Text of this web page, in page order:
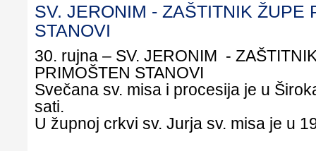
SV. JERONIM - ZAŠTITNIK ŽUPE
STANOVI
30. rujna – SV. JERONIM -
PRIMOŠTEN STANOVI
Svečana sv. misa i procesija je u
sati.
U župnoj crkvi sv. Jurja sv. misa je u